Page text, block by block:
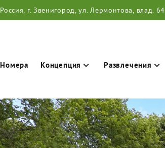
Россия, г. Звенигород, ул. Лермонтова, влад. 64
Номера Концепция Развлечения